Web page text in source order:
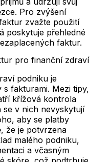
Pro zvýšení
zvažte použití
poskytuje přehledné
faktur.
pro finanční zdraví
podniku je
s fakturami. Mezi tipy,
křížová kontrola
se v nich nevyskytují
aby se platby
že je potvrzena
malého podniku,
a včasným